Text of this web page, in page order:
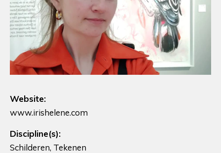
Website:
www.irishelene.com
Discipline(s):
Schilderen, Tekenen